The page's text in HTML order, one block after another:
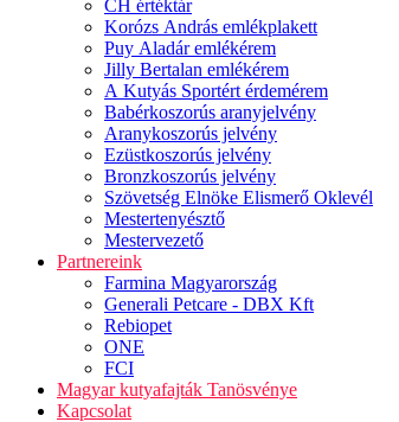
CH értéktár
Korózs András emlékplakett
Puy Aladár emlékérem
Jilly Bertalan emlékérem
A Kutyás Sportért érdemérem
Babérkoszorús aranyjelvény
Aranykoszorús jelvény
Ezüstkoszorús jelvény
Bronzkoszorús jelvény
Szövetség Elnöke Elismerő Oklevél
Mestertenyésztő
Mestervezető
Partnereink
Farmina Magyarország
Generali Petcare - DBX Kft
Rebiopet
ONE
FCI
Magyar kutyafajták Tanösvénye
Kapcsolat